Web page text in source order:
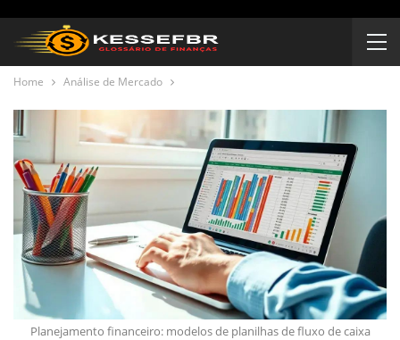
Home Análise de Mercado
Planejamento financeiro: modelos de planilhas de fluxo de caixa